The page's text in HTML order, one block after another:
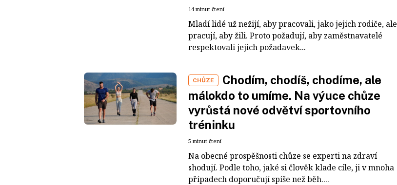
14 minut čtení
Mladí lidé už nežijí, aby pracovali, jako jejich rodiče, ale
pracují, aby žili. Proto požadují, aby zaměstnavatelé
respektovali jejich požadavek...
CHŮZE
Chodím, chodíš, chodíme, ale
málokdo to umíme. Na výuce chůze
vyrůstá nové odvětví sportovního
tréninku
5 minut čtení
Na obecné prospěšnosti chůze se experti na zdraví
shodují. Podle toho, jaké si člověk klade cíle, ji v mnoha
případech doporučují spíše než běh....